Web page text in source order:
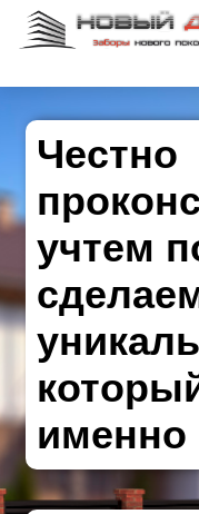
Честно
учтем
именно